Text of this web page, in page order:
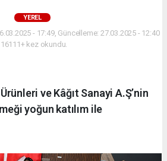
YEREL
- 17:49, Güncelleme: 27.03.2025 - 12:40
16111+ kez okundu.
ve Kâğıt Sanayi A.Ş’nin
yoğun katılım ile